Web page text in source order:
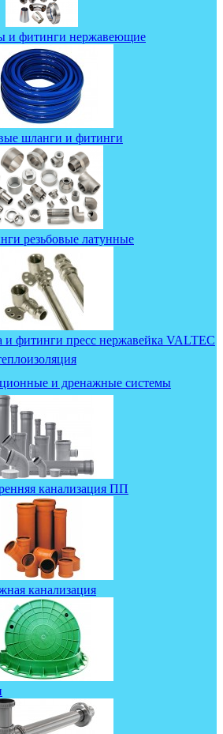
и фитинги нержавеющие
шланги и фитинги
резьбовые латунные
и фитинги пресс нержавейка VALTEC
и дренажные системы
канализация ПП
канализация